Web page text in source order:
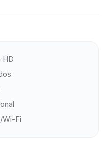
HD
Wi-Fi